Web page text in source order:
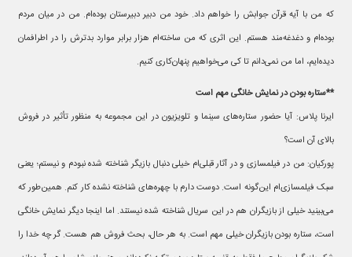
که من با آیه قرآن جوابش را خواهم داد. خود من دبیر دبیرستان بوده‌ام. من در میان مردم
بوده‌ام و دغدغه‌مند هستم. این اثری که من ساخته‌ام هزار برابر موارد بدترش را در اطرافمان
دیده‌ایم، اما من نمی‌دانم تا کی می‌خواهیم پنهان‌کاری کنیم.
**ستاره بودن در نمایش خانگی مهم است
ایرنا پلاس: آیا حضور ستاره‌های سینما و تلویزیون در این مجموعه به منظور تأثیر در فروش
بالای آن است؟
پورکیان: من در فیلمسازی و در آثار قبلی‌ام خیلی دنبال بازیگر شناخته شده نبودم و نیستم؛ یعنی
سبک فیلمسازی‌ام این‌گونه است. دوست دارم با چهره‌های شناخته نشده کار کنم. همین‌طور که
می‌بینید خیلی از بازیگران هم در این سریال شناخته شده نیستند. اما اینجا دیگر نمایش خانگی
است، ستاره بودن بازیگران خیلی مهم است. به هر حال، بحث فروش هم هست. گر چه خدا را